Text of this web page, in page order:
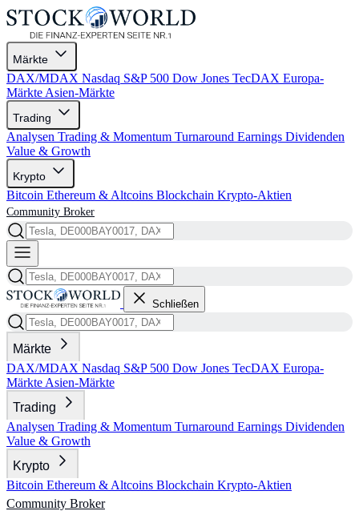
Märkte
DAX/MDAX Nasdaq S&P 500 Dow Jones TecDAX Europa-
Märkte Asien-Märkte
Trading
Analysen Trading & Momentum Turnaround Earnings Dividenden
Value & Growth
Krypto
Bitcoin Ethereum & Altcoins Blockchain Krypto-Aktien
Community Broker
Schließen
Märkte
DAX/MDAX Nasdaq S&P 500 Dow Jones TecDAX Europa-
Märkte Asien-Märkte
Trading
Analysen Trading & Momentum Turnaround Earnings Dividenden
Value & Growth
Krypto
Bitcoin Ethereum & Altcoins Blockchain Krypto-Aktien
Community Broker